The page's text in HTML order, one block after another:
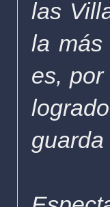
las
la más
es,